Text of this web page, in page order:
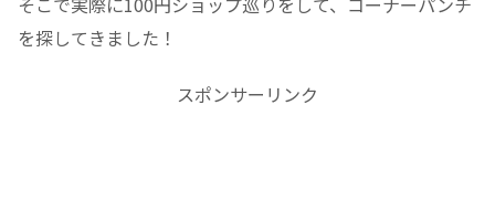
を探してきました！
スポンサーリンク